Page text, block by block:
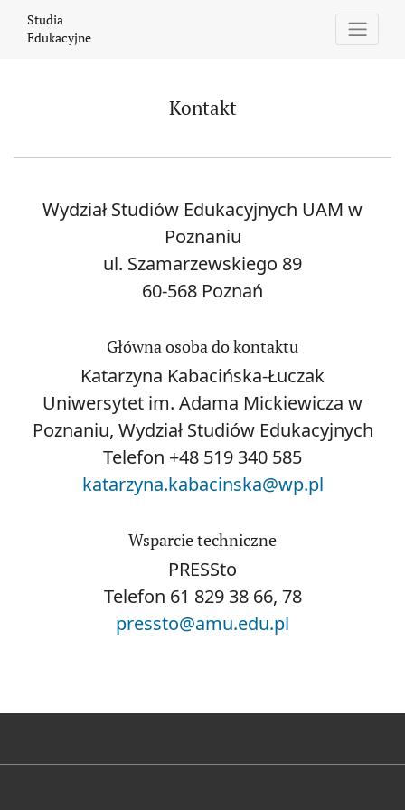
Studia
Edukacyjne
Kontakt
Wydział Studiów Edukacyjnych UAM w
Poznaniu
ul. Szamarzewskiego 89
60-568 Poznań
Główna osoba do kontaktu
Katarzyna Kabacińska-Łuczak
Uniwersytet im. Adama Mickiewicza w
Poznaniu, Wydział Studiów Edukacyjnych
Telefon +48 519 340 585
katarzyna.kabacinska@wp.pl
Wsparcie techniczne
PRESSto
Telefon 61 829 38 66, 78
pressto@amu.edu.pl